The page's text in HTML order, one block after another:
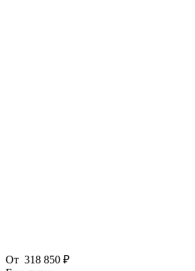
От 318 850 ₽